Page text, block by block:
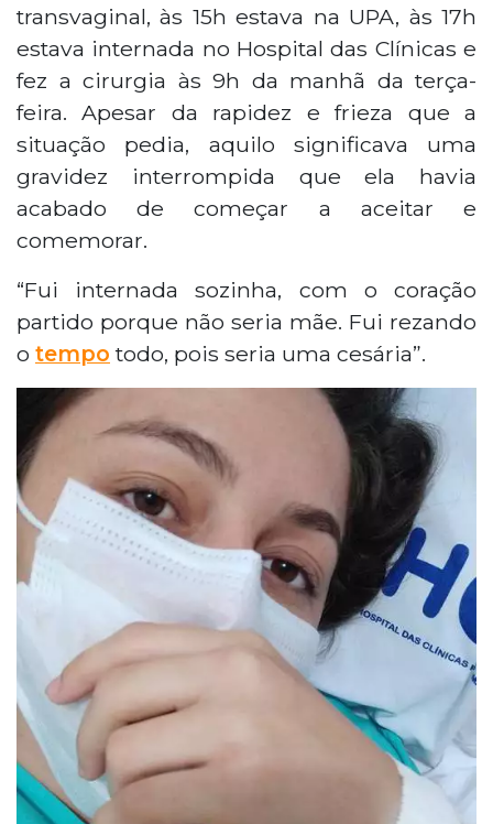
transvaginal, às 15h estava na UPA, às 17h
estava internada no Hospital das Clínicas e
fez a cirurgia às 9h da manhã da terça-
feira. Apesar da rapidez e frieza que a
situação pedia, aquilo significava uma
gravidez interrompida que ela havia
acabado de começar a aceitar e
comemorar.
“Fui internada sozinha, com o coração
partido porque não seria mãe. Fui rezando
o tempo todo, pois seria uma cesária”.